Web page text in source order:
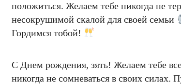
положиться. Желаем тебе никогда не
несокрушимой скалой для своей семьи
Гордимся тобой!
С Днем рождения, зять! Желаем тебе
никогда не сомневаться в своих силах.